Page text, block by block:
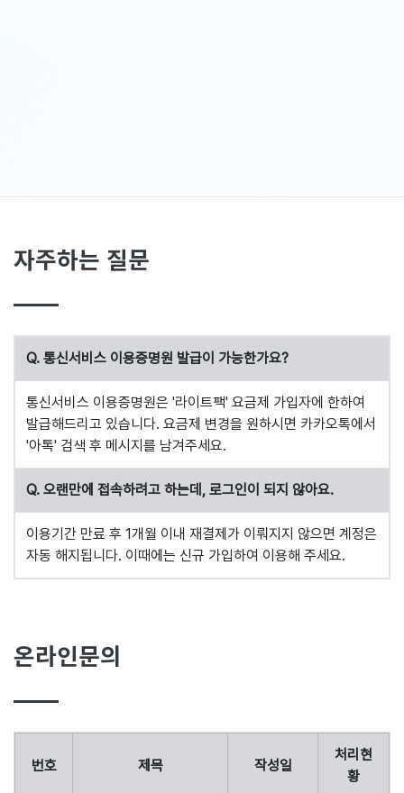
자주하는 질문
Q. 통신서비스 이용증명원 발급이 가능한가요?
통신서비스 이용증명원은 '라이트팩' 요금제 가입자에 한하여
발급해드리고 있습니다. 요금제 변경을 원하시면 카카오톡에서
'아톡' 검색 후 메시지를 남겨주세요.
Q. 오랜만에 접속하려고 하는데, 로그인이 되지 않아요.
이용기간 만료 후 1개월 이내 재결제가 이뤄지지 않으면 계정은
자동 해지됩니다. 이때에는 신규 가입하여 이용해 주세요.
온라인문의
번호 제목 작성일
처리현
황